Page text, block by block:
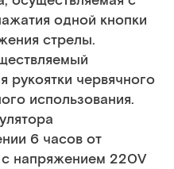
одной кнопки
стрелы.
рукоятки червячного
использования.
6 часов от
напряжением 220V